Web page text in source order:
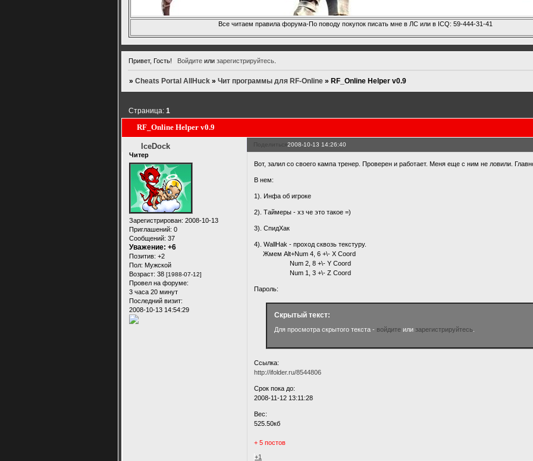
Все читаем правила форума-По поводу покупок писать мне в ЛС или в ICQ: 59-444-31-41
Привет, Гость! Войдитеили зарегистрируйтесь.
»Cheats Portal AllHuck »Чит программы для RF-Online » RF_Online Helper v0.9
RF_Online Helper v0.9
Страница:1
Поделиться2008-10-13 14:26:40
IceDock
Читер
Зарегистрирован: 2008-10-13
Приглашений: 0
Сообщений: 37
Уважение: +6
Позитив: +2
Пол: Мужской
Возраст: 38 [1988-07-12]
Провел на форуме:
3 часа 20 минут
Последний визит:
2008-10-13 14:54:29
Вот, залил со своего кампа тренер. Проверен и работает. Меня еще с ним не ловили.
В нем:
1). Инфа об игроке
2). Таймеры - хз че это такое =)
3). СпидХак
4). WallHak - проход сквозь текстуру.
Жмем Alt+Num 4, 6 +\- X Coord
Num 2, 8 +\- Y Coord
Num 1, 3 +\- Z Coord
Пароль:
Скрытый текст:
Для просмотра скрытого текста - войдитеили зарегистрируйтесь
Ссылка:
http://ifolder.ru/8544806
Срок пока до:
2008-11-12 13:11:28
Вес:
525.50кб
+ 5 постов
+1